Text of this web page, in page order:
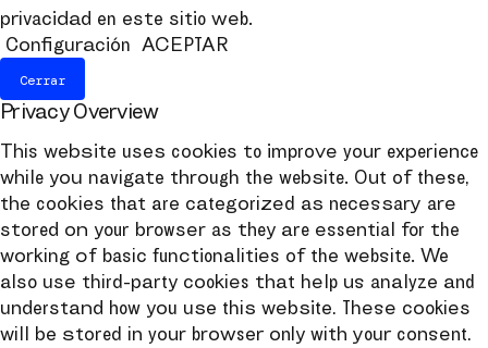
privacidad en este sitio web.
Configuración
ACEPTAR
Cerrar
Privacy Overview
This website uses cookies to improve your experience
while you navigate through the website. Out of these,
the cookies that are categorized as necessary are
stored on your browser as they are essential for the
working of basic functionalities of the website. We
also use third-party cookies that help us analyze and
understand how you use this website. These cookies
will be stored in your browser only with your consent.